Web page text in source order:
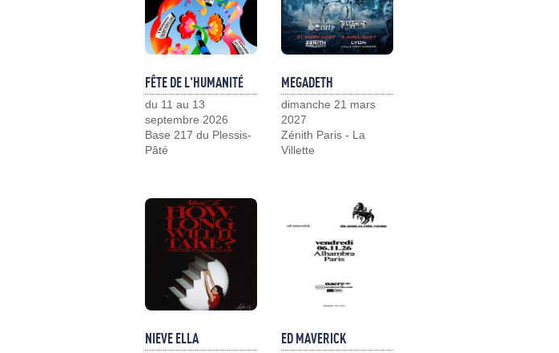
FÊTE DE L'HUMANITÉ
du 11 au 13
septembre 2026
Base 217 du Plessis-
Pâté
MEGADETH
dimanche 21 mars
2027
Zénith Paris - La
Villette
NIEVE ELLA ED MAVERICK